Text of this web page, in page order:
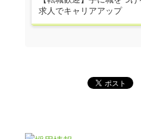
求人でキャリアアップ